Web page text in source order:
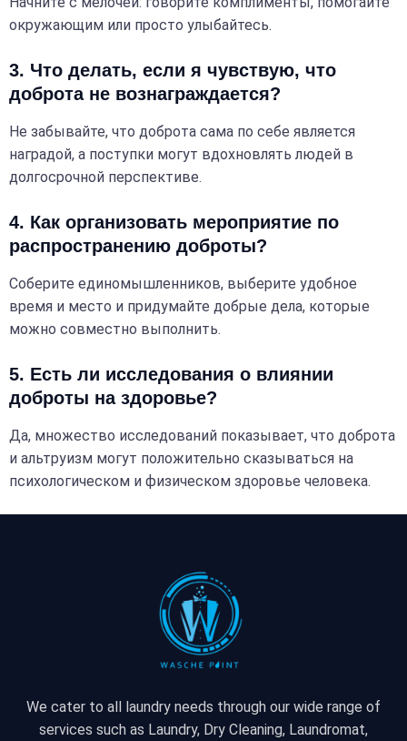
окружающим или просто улыбайтесь.
3. Что делать, если я чувствую, что
доброта не вознаграждается?
Не забывайте, что доброта сама по себе является
наградой, а поступки могут вдохновлять людей в
долгосрочной перспективе.
4. Как организовать мероприятие по
распространению доброты?
Соберите единомышленников, выберите удобное
время и место и придумайте добрые дела, которые
можно совместно выполнить.
5. Есть ли исследования о влиянии
доброты на здоровье?
Да, множество исследований показывает, что доброта
и альтруизм могут положительно сказываться на
психологическом и физическом здоровье человека.
We cater to all laundry needs through our wide range of
services such as Laundry, Dry Cleaning, Laundromat,